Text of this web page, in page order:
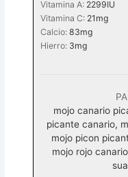
Vitamina A: 2299IU
Vitamina C: 21 mg
Calcio:83mg
Hierro: 3mg
mojo canario
picante canario,
mojo picon
mojo rojo